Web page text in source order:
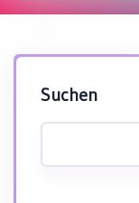
Suchen